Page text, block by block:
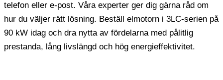
telefon eller e-post. Våra experter ger dig gärna råd om
hur du väljer rätt lösning. Beställ elmotorn i 3LC-serien på
90 kW idag och dra nytta av fördelarna med pålitlig
prestanda, lång livslängd och hög energieffektivitet.